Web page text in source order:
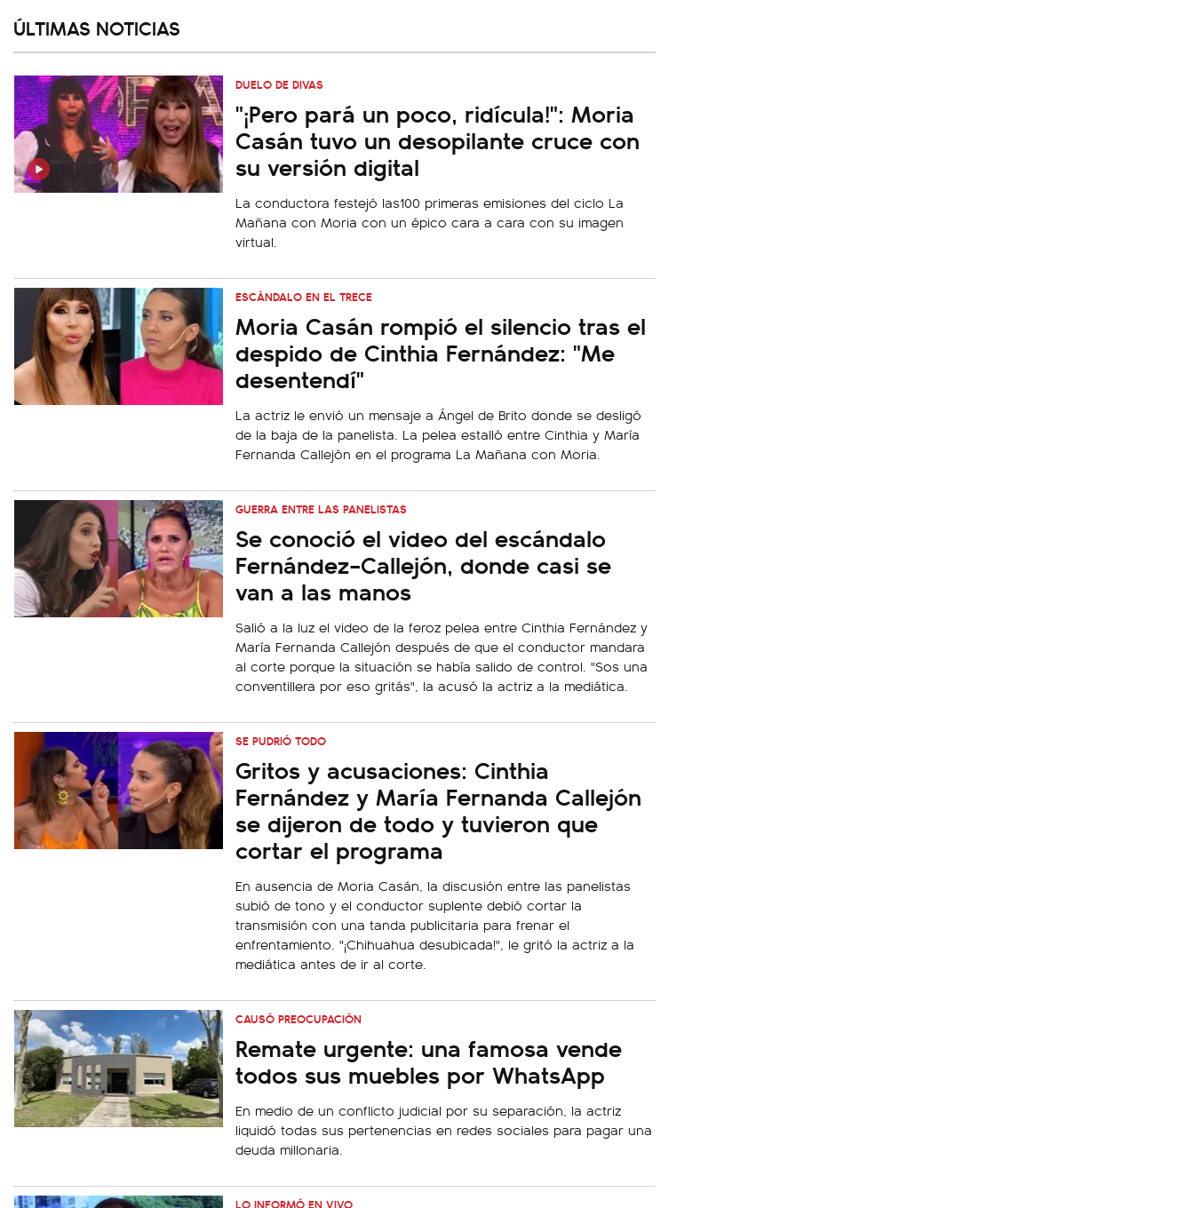
ÚLTIMAS NOTICIAS
DUELO DE DIVAS
"¡Pero pará un poco, ridícula!": Moria
Casán tuvo un desopilante cruce con
su versión digital
La conductora festejó las100 primeras emisiones del ciclo La
Mañana con Moria con un épico cara a cara con su imagen
virtual.
ESCÁNDALO EN EL TRECE
Moria Casán rompió el silencio tras el
despido de Cinthia Fernández: "Me
desentendí"
La actriz le envió un mensaje a Ángel de Brito donde se desligó
de la baja de la panelista. La pelea estalló entre Cinthia y María
Fernanda Callejón en el programa La Mañana con Moria.
GUERRA ENTRE LAS PANELISTAS
Se conoció el video del escándalo
Fernández–Callejón, donde casi se
van a las manos
Salió a la luz el video de la feroz pelea entre Cinthia Fernández y
María Fernanda Callejón después de que el conductor mandara
al corte porque la situación se había salido de control. "Sos una
conventillera por eso gritás", la acusó la actriz a la mediática.
SE PUDRIÓ TODO
Gritos y acusaciones: Cinthia
Fernández y María Fernanda Callejón
se dijeron de todo y tuvieron que
cortar el programa
En ausencia de Moria Casán, la discusión entre las panelistas
subió de tono y el conductor suplente debió cortar la
transmisión con una tanda publicitaria para frenar el
enfrentamiento. "¡Chihuahua desubicada!", le gritó la actriz a la
mediática antes de ir al corte.
CAUSÓ PREOCUPACIÓN
Remate urgente: una famosa vende
todos sus muebles por WhatsApp
En medio de un conflicto judicial por su separación, la actriz
liquidó todas sus pertenencias en redes sociales para pagar una
deuda millonaria.
LO INFORMÓ EN VIVO